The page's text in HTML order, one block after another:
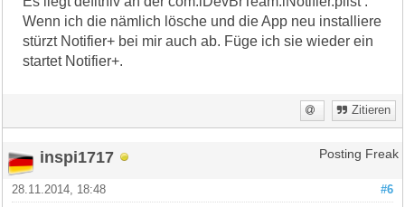
Wenn ich die nämlich lösche und die App neu installiere
stürzt Notifier+ bei mir auch ab. Füge ich sie wieder ein
startet Notifier+.
Zitieren
inspi1717 Posting Freak
#6
28.11.2014, 18:48